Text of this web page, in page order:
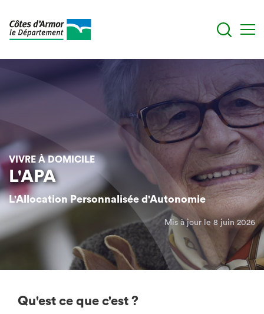
VIVRE À DOMICILE
L'APA
L'Allocation Personnalisée d'Autonomie
Mis à jour le 8 juin 2026
Qu'est ce que c'est ?